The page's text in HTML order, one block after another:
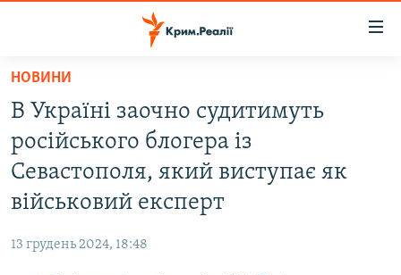
Перейти
основного
матеріалу
Перейти
до
основної
Перейти
ВОДА.КРИМ
ВІДЕО ТА ФОТО
ПОЛІТИКА
ПОГЛЯД
НОВИНИ
В Україні заочно судитимуть
російського блогера із
Севастополя, який виступає як
військовий експерт
13 грудень 2024, 18:48